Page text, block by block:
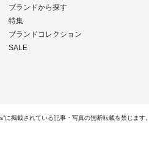
ブランドから探す
特集
ブランドコレクション
SALE
掲載されている記事・写真の無断転載を禁じます。